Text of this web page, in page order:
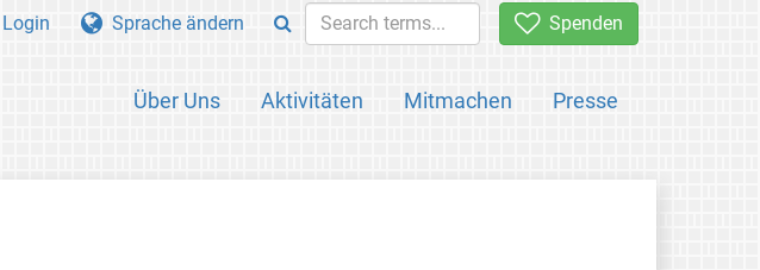
Spenden
Über Uns Aktivitäten Mitmachen Presse
Sprache ändern